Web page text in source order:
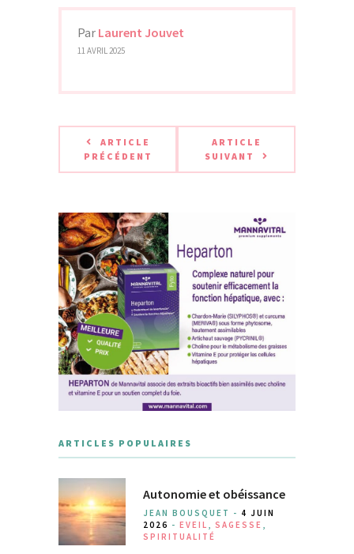
Par Laurent Jouvet
11 AVRIL 2025
ARTICLE
PRÉCÉDENT
ARTICLE
SUIVANT
ARTICLES POPULAIRES
Autonomie et obéissance
JEAN BOUSQUET - 4 JUIN
2026 - EVEIL , SAGESSE ,
SPIRITUALITÉ